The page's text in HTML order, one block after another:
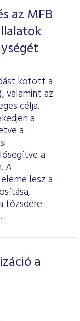
az MFB
kötött a
valamint az
célja,
a
a
a
A
lesz a
tőzsdére
a